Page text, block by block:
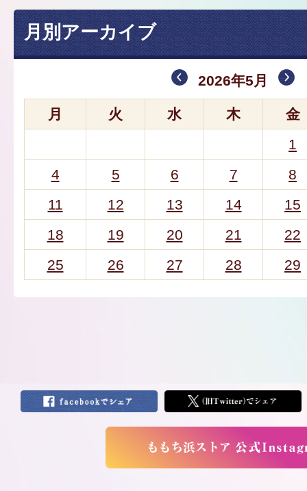
月別アーカイブ
2026年5月
月 火 水 木
金
1
4
5 6 7
8
11
12 13 14
15
18
19 20 21
22
25
26 27 28 29